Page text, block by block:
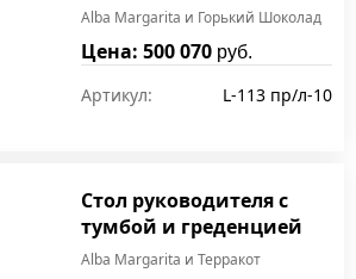
Alba Margarita и Горький Шоколад
Цена: 500 070 руб.
Артикул: L-113 пр/л-10
Стол руководителя с
тумбой и греденцией
Alba Margarita и Терракот